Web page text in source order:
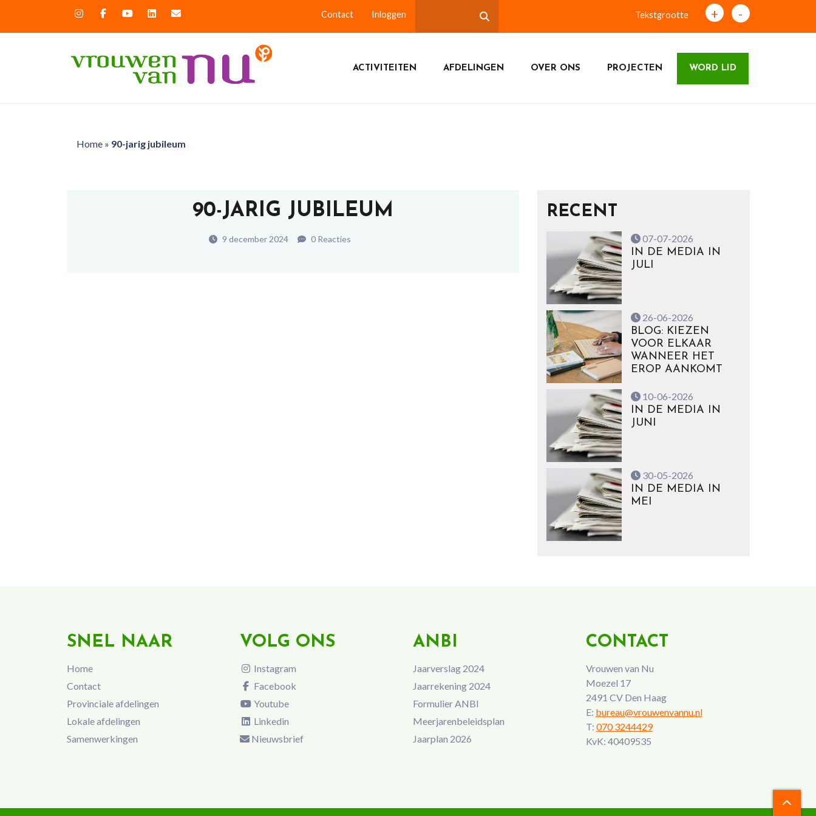
Contact Inloggen Tekstgrootte + -
ACTIVITEITEN AFDELINGEN OVER ONS PROJECTEN WORD LID
Home» 90-jarig jubileum
90-JARIG JUBILEUM
9 december 2024 0 Reacties
RECENT
07-07-2026
IN DE MEDIA IN
JULI
26-06-2026
BLOG: KIEZEN
VOOR ELKAAR
WANNEER HET
EROP AANKOMT
10-06-2026
IN DE MEDIA IN
JUNI
30-05-2026
IN DE MEDIA IN
MEI
SNEL NAAR
Home
Contact
Provinciale afdelingen
Lokale afdelingen
Samenwerkingen
VOLG ONS
Instagram
Facebook
Youtube
Linkedin
Nieuwsbrief
ANBI
Jaarverslag 2024
Jaarrekening 2024
Formulier ANBI
Meerjarenbeleidsplan
Jaarplan 2026
CONTACT
Vrouwen van Nu
Moezel 17
2491 CV Den Haag
E: bureau@vrouwenvannu.nl
T: 070 3244429
KvK: 40409535